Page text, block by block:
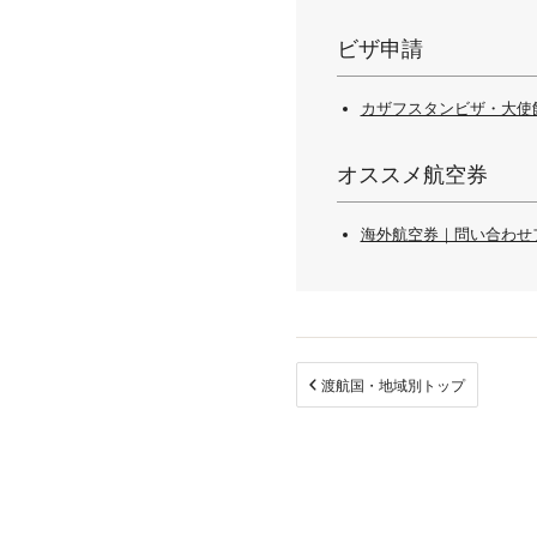
ビザ申請
カザフスタンビザ・大使
オススメ航空券
海外航空券｜問い合わせ
渡航国・地域別トップ